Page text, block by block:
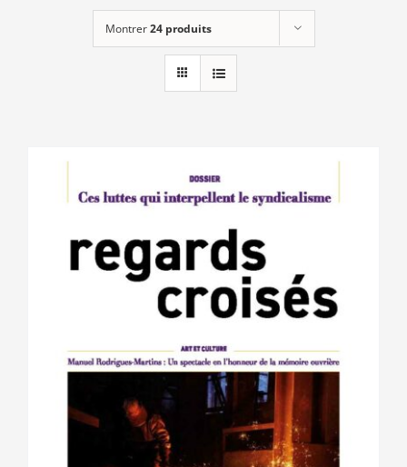
Montrer24 produits